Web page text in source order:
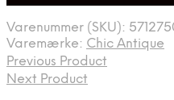
Varenummer (SKU):
Varemærke: Chic Antique
Previous Product
Next Product